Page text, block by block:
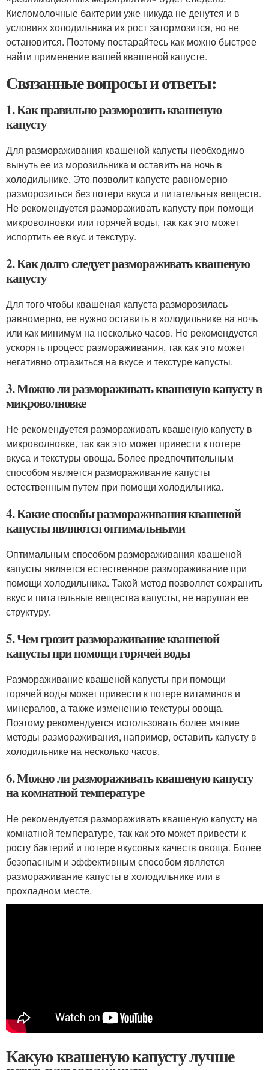
Кисломолочные бактерии уже никуда не денутся и в
условиях холодильника их рост затормозится, но не
остановится. Поэтому постарайтесь как можно быстрее
найти применение вашей квашеной капусте.
Связанные вопросы и ответы:
1. Как правильно разморозить квашеную
капусту
Для размораживания квашеной капусты необходимо
вынуть ее из морозильника и оставить на ночь в
холодильнике. Это позволит капусте равномерно
разморозиться без потери вкуса и питательных веществ.
Не рекомендуется размораживать капусту при помощи
микроволновки или горячей воды, так как это может
испортить ее вкус и текстуру.
2. Как долго следует размораживать квашеную
капусту
Для того чтобы квашеная капуста разморозилась
равномерно, ее нужно оставить в холодильнике на ночь
или как минимум на несколько часов. Не рекомендуется
ускорять процесс размораживания, так как это может
негативно отразиться на вкусе и текстуре капусты.
3. Можно ли размораживать квашеную капусту в
микроволновке
Не рекомендуется размораживать квашеную капусту в
микроволновке, так как это может привести к потере
вкуса и текстуры овоща. Более предпочтительным
способом является размораживание капусты
естественным путем при помощи холодильника.
4. Какие способы размораживания квашеной
капусты являются оптимальными
Оптимальным способом размораживания квашеной
капусты является естественное размораживание при
помощи холодильника. Такой метод позволяет сохранить
вкус и питательные вещества капусты, не нарушая ее
структуру.
5. Чем грозит размораживание квашеной
капусты при помощи горячей воды
Размораживание квашеной капусты при помощи
горячей воды может привести к потере витаминов и
минералов, а также изменению текстуры овоща.
Поэтому рекомендуется использовать более мягкие
методы размораживания, например, оставить капусту в
холодильнике на несколько часов.
6. Можно ли размораживать квашеную капусту
на комнатной температуре
Не рекомендуется размораживать квашеную капусту на
комнатной температуре, так как это может привести к
росту бактерий и потере вкусовых качеств овоща. Более
безопасным и эффективным способом является
размораживание капусты в холодильнике или в
прохладном месте.
Какую квашеную капусту лучше